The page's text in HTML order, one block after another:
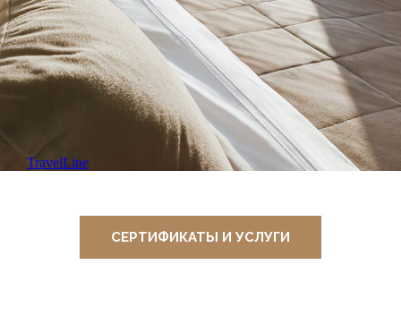
TravelLine
СЕРТИФИКАТЫ И УСЛУГИ
ПРЕИМУЩЕСТВА
Сочи и Морской Порт